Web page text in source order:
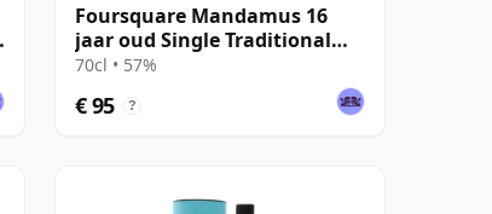
Foursquare Mandamus 16
jaar oud Single Traditional
Blended Rum
70cl • 57%
€ 95 ?